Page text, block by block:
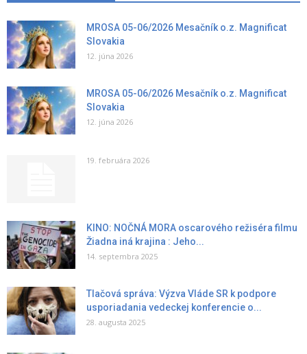
MROSA 05-06/2026 Mesačník o.z. Magnificat
Slovakia
12. júna 2026
MROSA 05-06/2026 Mesačník o.z. Magnificat
Slovakia
12. júna 2026
19. februára 2026
KINO: NOČNÁ MORA oscarového režiséra filmu
Žiadna iná krajina : Jeho...
14. septembra 2025
Tlačová správa: Výzva Vláde SR k podpore
usporiadania vedeckej konferencie o...
28. augusta 2025